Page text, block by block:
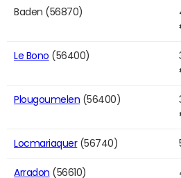
Baden (56870)
Le Bono (56400)
Plougoumelen (56400)
Locmariaquer(56740)
Arradon (56610)